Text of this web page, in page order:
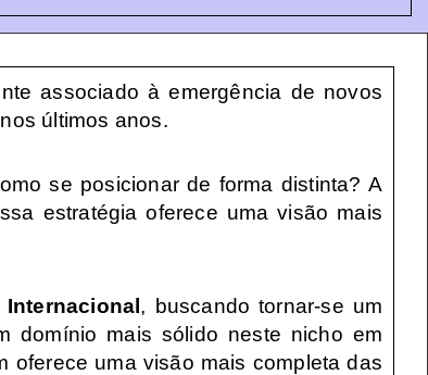
associado à emergência de novos
últimos anos.
se posicionar de forma distinta? A
estratégia oferece uma visão mais
Internacional, buscando tornar-se um
domínio mais sólido neste nicho em
oferece uma visão mais completa das